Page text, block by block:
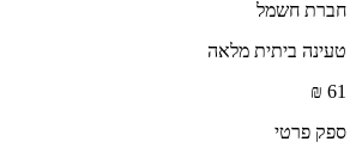
חברת חשמל
טעינה ביתית מלאה
61
₪
ספק פרטי